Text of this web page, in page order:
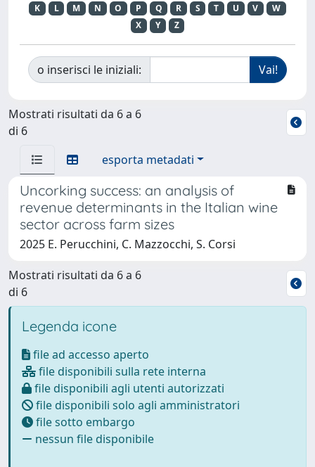
K
L M N O P Q R S T U V
W
X
Y Z
o inserisci le iniziali:
Mostrati risultati da 6 a 6
di 6
esporta metadati
Uncorking success: an analysis of
revenue determinants in the Italian wine
sector across farm sizes
2025 E. Perucchini, C. Mazzocchi, S. Corsi
Mostrati risultati da 6 a 6
di 6
Legenda icone
file ad accesso aperto
file disponibili sulla rete interna
file disponibili agli utenti autorizzati
file disponibili solo agli amministratori
file sotto embargo
nessun file disponibile